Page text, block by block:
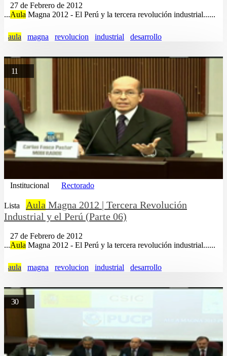
27 de Febrero de 2012
...Aula Magna 2012 - El Perú y la tercera revolución industrial......
aula magna revolucion industrial desarrollo
11
Institucional Rectorado
Lista Aula Magna 2012 | Tercera Revolución
Industrial y el Perú (Parte 06)
27 de Febrero de 2012
...Aula Magna 2012 - El Perú y la tercera revolución industrial......
aula magna revolucion industrial desarrollo
30